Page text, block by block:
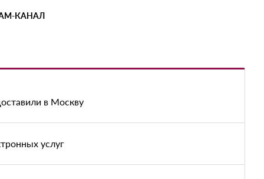
КАНАЛ
в Москву
услуг